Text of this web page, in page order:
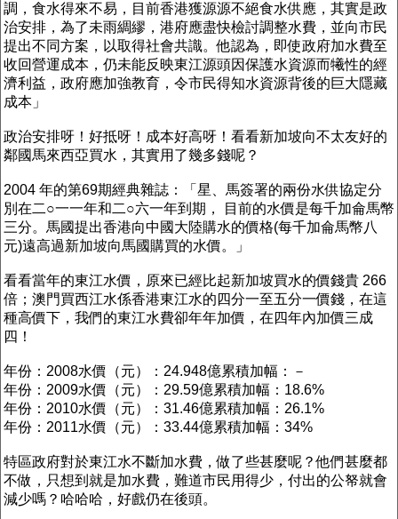
調，食水得來不易，目前香港獲源源不絕食水供應，其實是政
治安排，為了未雨綢繆，港府應盡快檢討調整水費，並向市民
提出不同方案，以取得社會共識。他認為，即使政府加水費至
收回營運成本，仍未能反映東江源頭因保護水資源而犧性的經
濟利益，政府應加強教育，令市民得知水資源背後的巨大隱藏
成本」
政治安排呀！好抵呀！成本好高呀！看看新加坡向不太友好的
鄰國馬來西亞買水，其實用了幾多錢呢？
2004 年的第69期經典雜誌：「星、馬簽署的兩份水供協定分
別在二○一一年和二○六一年到期， 目前的水價是每千加侖馬幣
三分。馬國提出香港向中國大陸購水的價格(每千加侖馬幣八
元)遠高過新加坡向馬國購買的水價。」
看看當年的東江水價，原來已經比起新加坡買水的價錢貴 266
倍；澳門買西江水係香港東江水的四分一至五分一價錢，在這
種高價下，我們的東江水費卻年年加價，在四年內加價三成
四！
年份：2008水價（元）：24.948億累積加幅：－
年份：2009水價（元）：29.59億累積加幅：18.6%
年份：2010水價（元）：31.46億累積加幅：26.1%
年份：2011水價（元）：33.44億累積加幅：34%
特區政府對於東江水不斷加水費，做了些甚麼呢？他們甚麼都
不做，只想到就是加水費，難道市民用得少，付出的公帑就會
減少嗎？哈哈哈，好戲仍在後頭。